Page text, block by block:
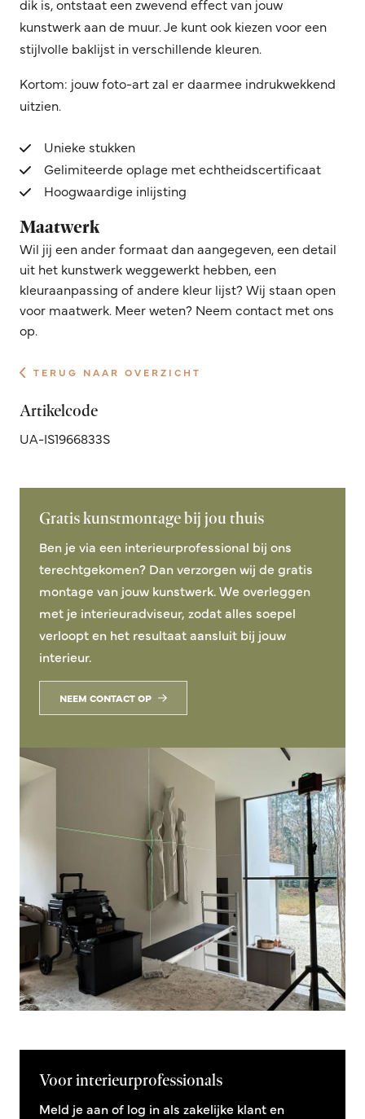
dik is, ontstaat een zwevend effect van jouw
kunstwerk aan de muur. Je kunt ook kiezen voor een
stijlvolle baklijst in verschillende kleuren.
Kortom: jouw foto-art zal er daarmee indrukwekkend
uitzien.
Unieke stukken
Gelimiteerde oplage met echtheidscertificaat
Hoogwaardige inlijsting
Maatwerk
Wil jij een ander formaat dan aangegeven, een detail
uit het kunstwerk weggewerkt hebben, een
kleuraanpassing of andere kleur lijst? Wij staan open
voor maatwerk. Meer weten? Neem contact met ons
op.
TERUG NAAR OVERZICHT
Artikelcode
UA-IS1966833S
Gratis kunstmontage bij jou thuis
Ben je via een interieurprofessional bij ons
terechtgekomen? Dan verzorgen wij de gratis
montage van jouw kunstwerk. We overleggen
met je interieuradviseur, zodat alles soepel
verloopt en het resultaat aansluit bij jouw
interieur.
NEEM CONTACT OP
Voor interieurprofessionals
Meld je aan of log in als zakelijke klant en